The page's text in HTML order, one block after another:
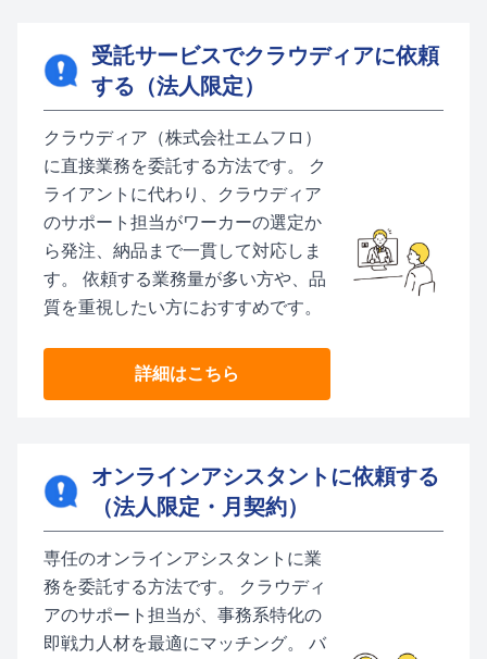
受託サービスでクラウディアに依頼
する（法人限定）
クラウディア（株式会社エムフロ）
に直接業務を委託する方法です。 ク
ライアントに代わり、クラウディア
のサポート担当がワーカーの選定か
ら発注、納品まで一貫して対応しま
す。 依頼する業務量が多い方や、品
質を重視したい方におすすめです。
詳細はこちら
オンラインアシスタントに依頼する
（法人限定・月契約）
専任のオンラインアシスタントに業
務を委託する方法です。 クラウディ
アのサポート担当が、事務系特化の
即戦力人材を最適にマッチング。 バ